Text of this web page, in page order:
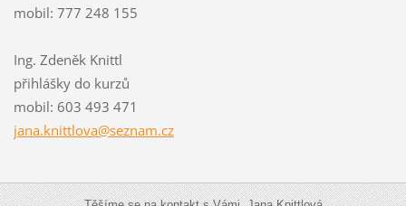
mobil: 777 248 155
Ing. Zdeněk Knittl
přihlášky do kurzů
mobil: 603 493 471
jana.knittlova@seznam.cz